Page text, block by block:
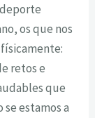
os que nos
retos e
que
estamos a